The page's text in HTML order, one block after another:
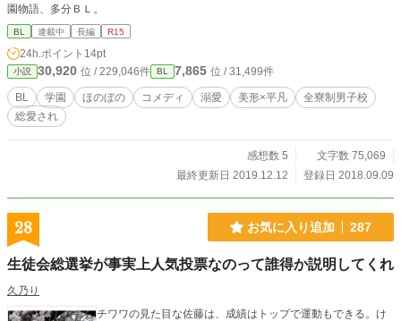
園物語、多分ＢＬ。
BL 連載中 長編 R15
24h.ポイント 14pt
小説 30,920 位 / 229,046件 BL 7,865 位 / 31,499件
BL 学園 ほのぼの コメディ 溺愛 美形×平凡
全寮制男子校
総愛され
感想数 5
文字数 75,069
最終更新日 2019.12.12
登録日 2018.09.09
28 お気に入り追加 287
生徒会総選挙が事実上人気投票なのって誰得か説明してくれ
久乃り
チワワの見た目な佐藤は、成績はトップで運動もできる。け